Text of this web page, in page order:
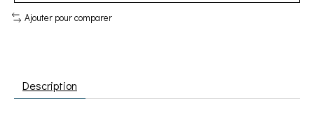
Ajouter pour comparer
Description